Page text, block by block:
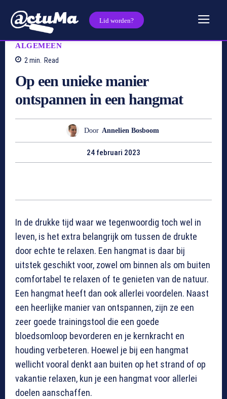
Lid worden?
ALGEMEEN
2 min. Read
Op een unieke manier
ontspannen in een hangmat
Door Annelien Bosboom
24 februari 2023
In de drukke tijd waar we tegenwoordig toch wel in
leven, is het extra belangrijk om tussen de drukte
door echte te relaxen. Een hangmat is daar bij
uitstek geschikt voor, zowel om binnen als om buiten
comfortabel te relaxen of te genieten van de natuur.
Een hangmat heeft dan ook allerlei voordelen. Naast
een heerlijke manier van ontspannen, zijn ze een
zeer goede trainingstool die een goede
bloedsomloop bevorderen en je kernkracht en
houding verbeteren. Hoewel je bij een hangmat
wellicht vooral denkt aan buiten op het strand of op
vakantie relaxen, kun je een hangmat voor allerlei
doelen aanschaffen.